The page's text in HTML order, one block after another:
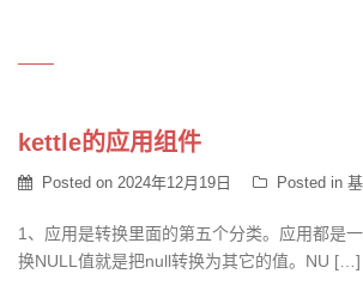
kettle的应用组件
Posted on 2024年12月19日 Posted in
1、应用是转换里面的第五个分类。应用都是
换NULL值就是把null转换为其它的值。NU […]